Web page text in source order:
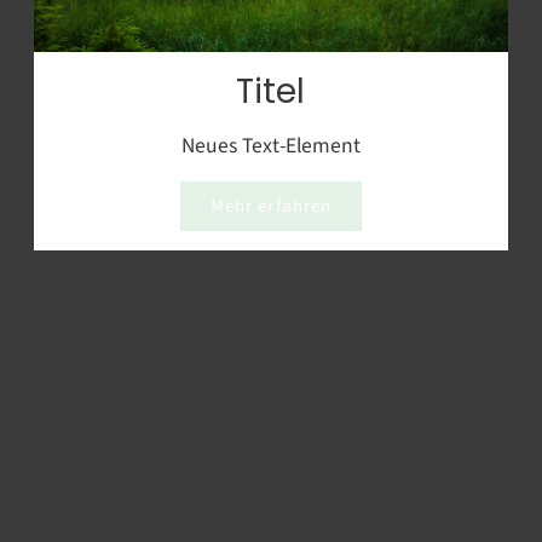
Titel
Neues Text-Element
Mehr erfahren